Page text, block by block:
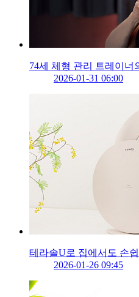
74세 체형 관리 트레이너
2026-01-31 06:00
테라솔U로 집에서도 손
2026-01-26 09:45